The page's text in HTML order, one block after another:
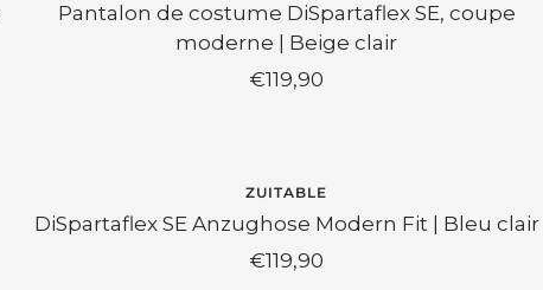
Pantalon de costume DiSpartaflex SE, coupe
moderne | Beige clair
Prix
€119,90
ZUITABLE
DiSpartaflex SE Anzughose Modern Fit | Bleu clair
Prix
€119,90